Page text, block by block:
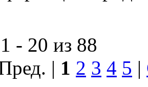
- 20 из 88
| 1 2 3 4 5 |